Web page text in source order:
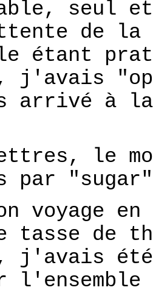
seul
de la
étant
à la
le
par
voyage
tasse de
j'avais été